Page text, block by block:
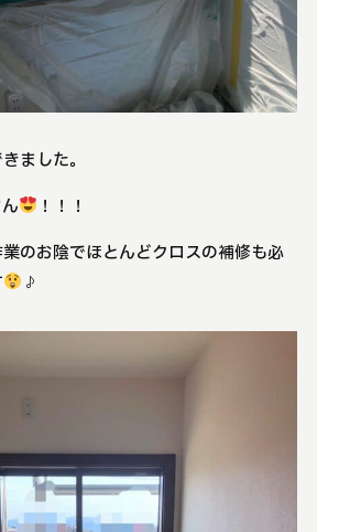
ました。
！！！
のお陰でほとんどクロスの補修も必
♪